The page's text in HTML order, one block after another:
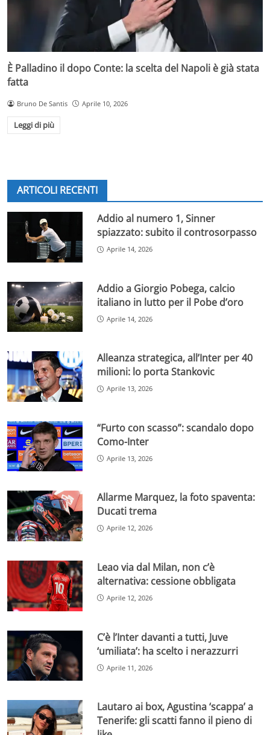
È Palladino il dopo Conte: la scelta del Napoli è già stata
fatta
Bruno De Santis Aprile 10, 2026
Leggi di più
ARTICOLI RECENTI
Addio al numero 1, Sinner
spiazzato: subito il controsorpasso
Aprile 14, 2026
Addio a Giorgio Pobega, calcio
italiano in lutto per il Pobe d’oro
Aprile 14, 2026
Alleanza strategica, all’Inter per 40
milioni: lo porta Stankovic
Aprile 13, 2026
“Furto con scasso”: scandalo dopo
Como-Inter
Aprile 13, 2026
Allarme Marquez, la foto spaventa:
Ducati trema
Aprile 12, 2026
Leao via dal Milan, non c’è
alternativa: cessione obbligata
Aprile 12, 2026
C’è l’Inter davanti a tutti, Juve
‘umiliata’: ha scelto i nerazzurri
Aprile 11, 2026
Lautaro ai box, Agustina ‘scappa’ a
Tenerife: gli scatti fanno il pieno di